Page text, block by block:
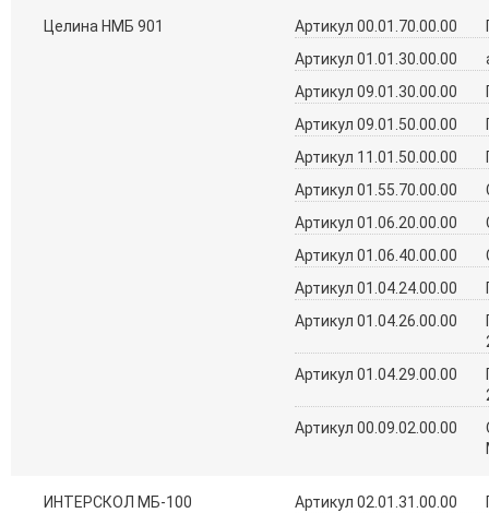
Целина НМБ 901 Артикул 00.01.70.00.00
Артикул 01.01.30.00.00
Артикул 09.01.30.00.00
Артикул 09.01.50.00.00
Артикул 11.01.50.00.00
Артикул 01.55.70.00.00
Артикул 01.06.20.00.00
Артикул 01.06.40.00.00
Артикул 01.04.24.00.00
Артикул 01.04.26.00.00
Артикул 01.04.29.00.00
Артикул 00.09.02.00.00
ИНТЕРСКОЛ МБ-100
Артикул 02.01.31.00.00